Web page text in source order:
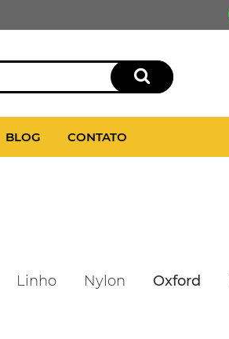
BLOG CONTATO
Linho Nylon Oxford